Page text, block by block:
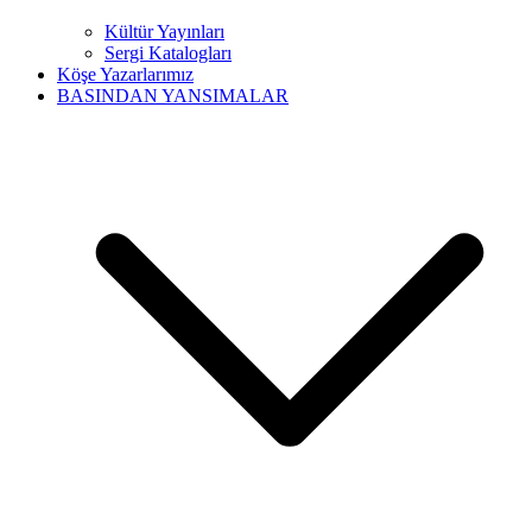
Kültür Yayınları
Sergi Katalogları
Köşe Yazarlarımız
BASINDAN YANSIMALAR